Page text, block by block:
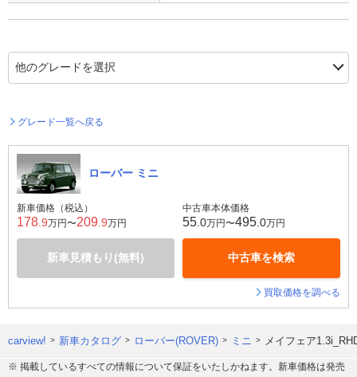
グレード一覧へ戻る
ローバー ミニ
新車価格（税込）
178 .9万円〜209 .9万円
新車見積もり(無料)
中古車本体価格
55 .0万円〜495 .0万円
中古車を検索
買取価格を調べる
carview! 新車カタログ ローバー(ROVER) ミニ メイフェア
※ 掲載しているすべての情報について保証をいたしかねます。新車価格は発売